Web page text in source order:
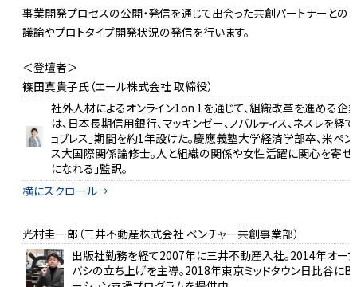
事業開発プロセスの公開・発信を通じて出会った共創パートナーとの
議論やプロトタイプ開発状況の発信を行います。
＜登壇者＞
篠田真貴子氏（エール株式会社 取締役）
社外人材によるオンライン1on 1を通じて、組織改革を進める
は、日本長期信用銀行、マッキンゼー、ノバルティス、ネスレを
ョブレス」期間を約1年設けた。慶應義塾大学経済学部卒、米ペ
ス大国際関係論修士。人と組織の関係や女性活躍に関心を寄せ
になれる」監訳。
光村圭一郎（三井不動産株式会社 ベンチャー共創事業部）
出版社勤務を経て2007年に三井不動産入社。2014年オー
バシの立ち上げを主導。2018年東京ミッドタウン日比谷に